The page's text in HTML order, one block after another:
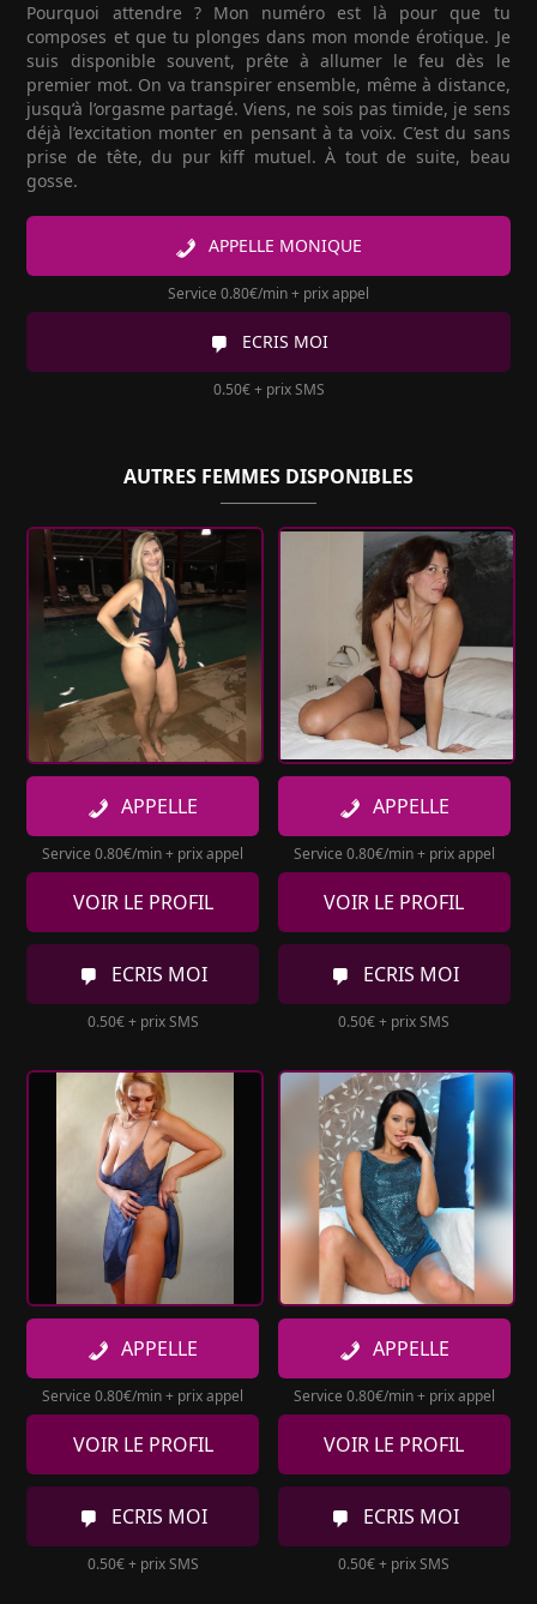
Pourquoi attendre ? Mon numéro est là pour que tu
composes et que tu plonges dans mon monde érotique. Je
suis disponible souvent, prête à allumer le feu dès le
premier mot. On va transpirer ensemble, même à distance,
jusqu’à l’orgasme partagé. Viens, ne sois pas timide, je sens
déjà l’excitation monter en pensant à ta voix. C’est du sans
prise de tête, du pur kiff mutuel. À tout de suite, beau
gosse.
APPELLE MONIQUE
Service 0.80€/min + prix appel
ECRIS MOI
0.50€ + prix SMS
AUTRES FEMMES DISPONIBLES
APPELLE
Service 0.80€/min + prix appel
VOIR LE PROFIL
ECRIS MOI
0.50€ + prix SMS
APPELLE
Service 0.80€/min + prix appel
VOIR LE PROFIL
ECRIS MOI
0.50€ + prix SMS
APPELLE
Service 0.80€/min + prix appel
VOIR LE PROFIL
ECRIS MOI
0.50€ + prix SMS
APPELLE
Service 0.80€/min + prix appel
VOIR LE PROFIL
ECRIS MOI
0.50€ + prix SMS